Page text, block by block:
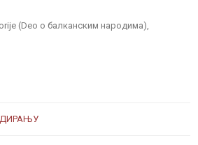
(Deo o балканским народима),